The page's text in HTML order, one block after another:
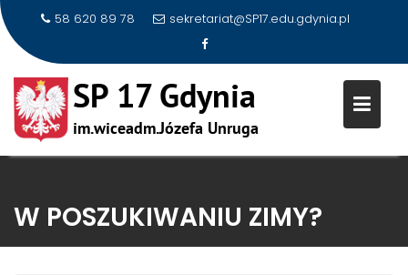
content
58 620 89 78 sekretariat@SP17.edu.gdynia.pl
W POSZUKIWANIU ZIMY?